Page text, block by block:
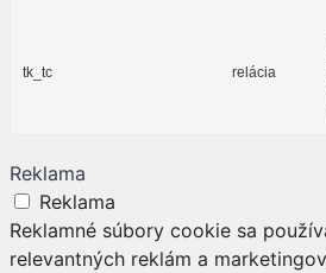
tk_tc relácia
Reklama
Reklama
Reklamné súbory cookie sa
relevantných reklám a